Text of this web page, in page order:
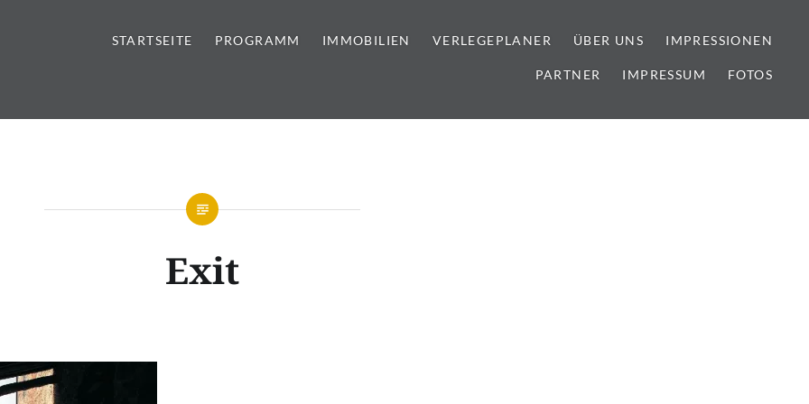
| Sanitär | Immobilien
STARTSEITE PROGRAMM IMMOBILIEN VERLEGEPLANER ÜBER UNS IMPRESSIONEN
PARTNER IMPRESSUM FOTOS
Exit